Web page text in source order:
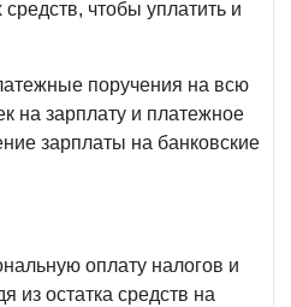
чтобы уплатить и
поручения на всю
зарплату и платежное
зарплаты на банковские
оплату налогов и
из остатка средств на